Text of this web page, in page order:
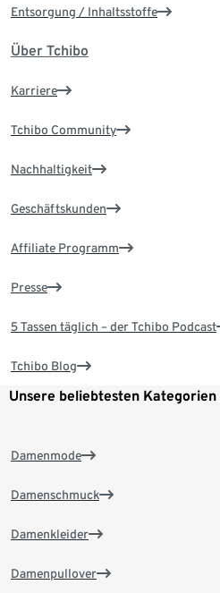
Entsorgung / Inhaltsstoffe
Über Tchibo
Karriere
Tchibo Community
Nachhaltigkeit
Geschäftskunden
Affiliate Programm
Presse
5 Tassen täglich – der Tchibo Podcast
Tchibo Blog
Unsere beliebtesten Kategorien
Damenmode
Damenschmuck
Damenkleider
Damenpullover